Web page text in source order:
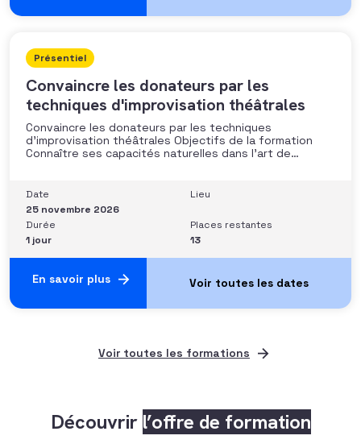
Présentiel
Convaincre les donateurs par les
techniques d'improvisation théâtrales
Convaincre les donateurs par les techniques
d’improvisation théâtrales Objectifs de la formation
Connaître ses capacités naturelles dans l’art de
conviction et sur quoi elle se fonde (mots, attitude, …),
quelle est sa situation de
Date
25 novembre 2026
Lieu
Durée
1 jour
Places restantes
13
En savoir plus
Voir toutes les formations
Découvrir l’offre de formation